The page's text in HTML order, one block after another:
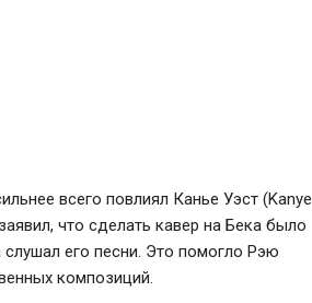
всего повлиял Канье Уэст (Kanye
что сделать кавер на Бека было
его песни. Это помогло Рэю
композиций.